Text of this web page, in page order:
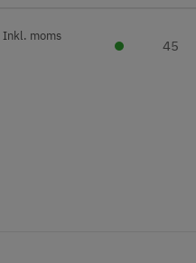
Inkl. moms
45